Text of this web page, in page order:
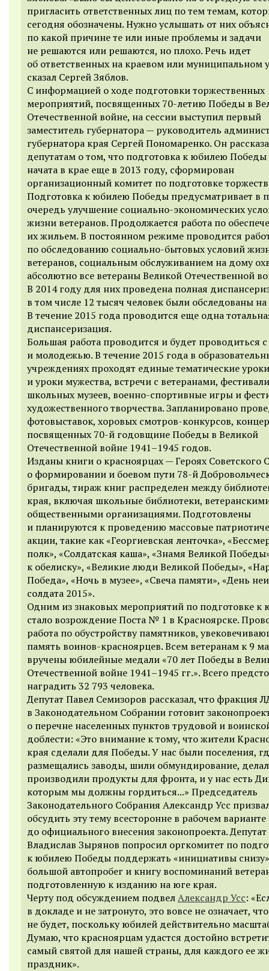
пригласить ответственных лиц по тем темам,
сегодня обозначены. Нужно услышать от них
по какой причине те или иные проблемы и задачи
не решаются или решаются, но плохо. Речь идет
об ответственных на краевом или муниципальном
сказал Сергей Зяблов.
С информацией о ходе подготовки торжественных
мероприятий, посвященных 70-летию Победы в
Отечественной войне, на сессии выступил первый
заместитель губернатора — руководитель
губернатора края Сергей Пономаренко. Он
депутатам о том, что подготовка к юбилею
начата в крае еще в 2013 году, сформирован
организационный комитет по подготовке
Подготовка к юбилею Победы предусматривает в
очередь улучшение социально-экономических
жизни ветеранов. Продолжается работа по
их жильем. В постоянном режиме проводится
по обследованию социально-бытовых условий
ветеранов, социальным обслуживанием на дому
абсолютно все ветераны Великой Отечественной
В 2014 году для них проведена полная
в том числе 12 тысяч человек были обследованы
В течение 2015 года проводится еще одна
диспансеризация.
Большая работа проводится и будет проводиться
и молодежью. В течение 2015 года в
учреждениях проходят единые тематические
и уроки мужества, встречи с ветеранами, фестивали
школьных музеев, военно-спортивные игры и
художественного творчества. Запланировано
фотовыставок, хоровых смотров-конкурсов,
посвященных 70-й годовщине Победы в Великой
Отечественной войне 1941–1945 годов.
Изданы книги о красноярцах — Героях Советского
о формировании и боевом пути 78-й
бригады, тираж книг распределен между
края, включая школьные библиотеки,
общественными организациями. Подготовлены
и планируются к проведению массовые
акции, такие как «Георгиевская ленточка»,
полк», «Солдатская каша», «Знамя Великой
к обелиску», «Великие люди Великой Победы»,
Победа», «Ночь в музее», «Свеча памяти», «День
солдата 2015».
Одним из знаковых мероприятий по подготовке к
стало возрождение Поста № 1 в Красноярске.
работа по обустройству памятников,
память воинов-красноярцев. Всем ветеранам к 9
вручены юбилейные медали «70 лет Победы в
Отечественной войне 1941–1945 гг.». Всего
наградить 32 793 человека.
Депутат Павел Семизоров рассказал, что фракция
в Законодательном Собрании готовит
о перечне населенных пунктов трудовой и
доблести: «Это внимание к тому, что жители
края сделали для Победы. У нас были поселения,
размещались заводы, шили обмундирование,
производили продукты для фронта, и у нас есть
которым мы должны гордиться...» Председатель
Законодательного Собрания Александр Усс
обсудить эту тему всесторонне в рабочем варианте
до официального внесения законопроекта. Депутат
Владислав Зырянов попросил оргкомитет по
к юбилею Победы поддержать «инициативы
большой автопробег и книгу воспоминаний
подготовленную к изданию на юге края.
Черту под обсуждением подвелАлександр Усс:
в докладе и не затронуто, это вовсе не означает,
не будет, поскольку юбилей действительно
Думаю, что красноярцам удастся достойно
самый святой для нашей страны, для каждого ее
праздник».